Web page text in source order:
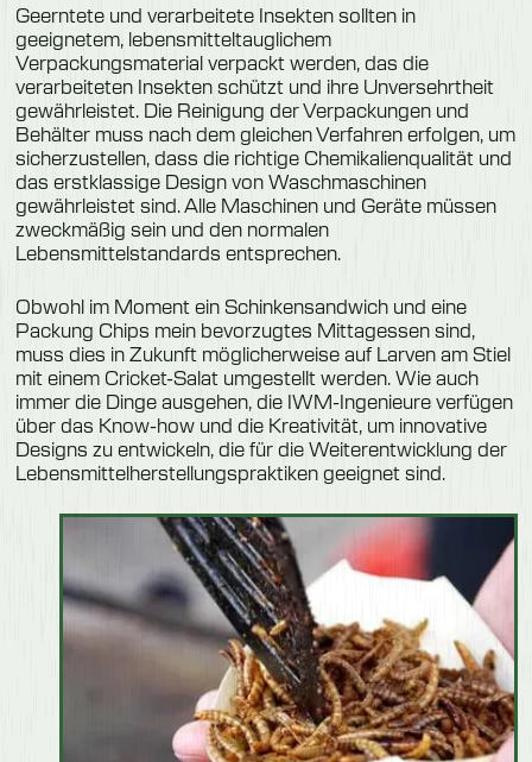
Geerntete und verarbeitete Insekten sollten in
geeignetem, lebensmitteltauglichem
Verpackungsmaterial verpackt werden, das die
verarbeiteten Insekten schützt und ihre Unversehrtheit
gewährleistet. Die Reinigung der Verpackungen und
Behälter muss nach dem gleichen Verfahren erfolgen, um
sicherzustellen, dass die richtige Chemikalienqualität und
das erstklassige Design von Waschmaschinen
gewährleistet sind. Alle Maschinen und Geräte müssen
zweckmäßig sein und den normalen
Lebensmittelstandards entsprechen.
Obwohl im Moment ein Schinkensandwich und eine
Packung Chips mein bevorzugtes Mittagessen sind,
muss dies in Zukunft möglicherweise auf Larven am Stiel
mit einem Cricket-Salat umgestellt werden. Wie auch
immer die Dinge ausgehen, die IWM-Ingenieure verfügen
über das Know-how und die Kreativität, um innovative
Designs zu entwickeln, die für die Weiterentwicklung der
Lebensmittelherstellungspraktiken geeignet sind.